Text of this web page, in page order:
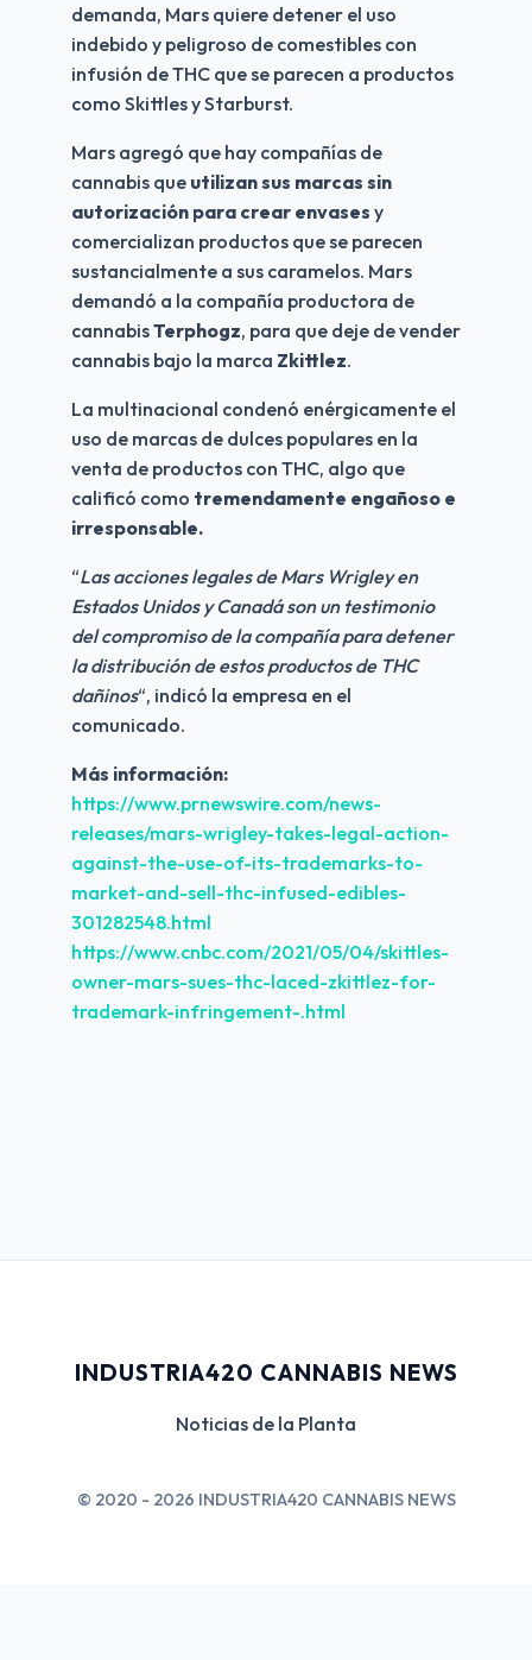
demanda, Mars quiere detener el uso
indebido y peligroso de comestibles con
infusión de THC que se parecen a productos
como Skittles y Starburst.
Mars agregó que hay compañías de
cannabis que utilizan sus marcas sin
autorización para crear envases y
comercializan productos que se parecen
sustancialmente a sus caramelos. Mars
demandó a la compañía productora de
cannabis Terphogz, para que deje de vender
cannabis bajo la marca Zkittlez.
La multinacional condenó enérgicamente el
uso de marcas de dulces populares en la
venta de productos con THC, algo que
calificó como tremendamente engañoso e
irresponsable.
“Las acciones legales de Mars Wrigley en
Estados Unidos y Canadá son un testimonio
del compromiso de la compañía para detener
la distribución de estos productos de THC
dañinos“, indicó la empresa en el
comunicado.
Más información:
https://www.prnewswire.com/news-
releases/mars-wrigley-takes-legal-action-
against-the-use-of-its-trademarks-to-
market-and-sell-thc-infused-edibles-
301282548.html
https://www.cnbc.com/2021/05/04/skittles-
owner-mars-sues-thc-laced-zkittlez-for-
trademark-infringement-.html
INDUSTRIA420 CANNABIS NEWS
Noticias de la Planta
© 2020 - 2026 INDUSTRIA420 CANNABIS NEWS